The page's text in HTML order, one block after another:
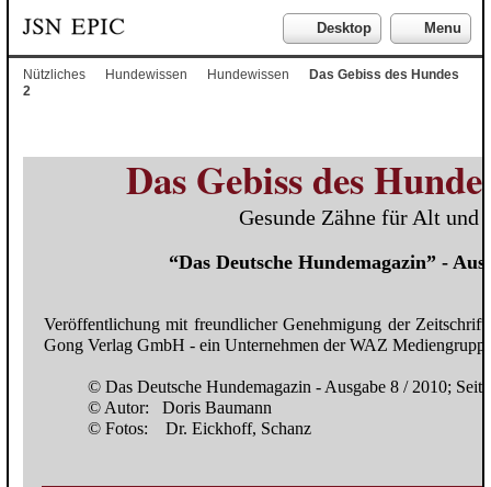
Desktop Menu
Nützliches Hundewissen Hundewissen
Das Gebiss des Hundes
2
Das Gebiss des
Gesunde Zähne für Alt und
“Das Deutsche Hundemagazin” -
Veröffentlichung mit freundlicher Genehmigung der Zeitschrift
Gong Verlag GmbH - ein Unternehmen der WAZ
© Das Deutsche Hundemagazin - Ausgabe 8 / 2010; Seite
© Autor: Doris Baumann
© Fotos: Dr. Eickhoff, Schanz